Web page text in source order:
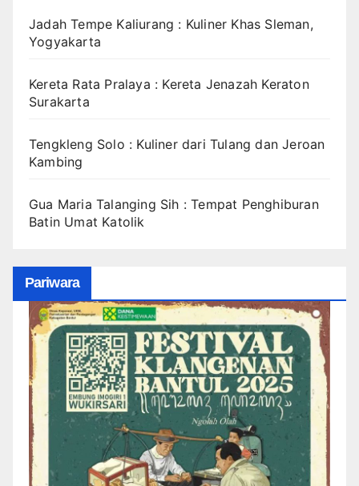
Jadah Tempe Kaliurang : Kuliner Khas Sleman,
Yogyakarta
Kereta Rata Pralaya : Kereta Jenazah Keraton
Surakarta
Tengkleng Solo : Kuliner dari Tulang dan Jeroan
Kambing
Gua Maria Talanging Sih : Tempat Penghiburan
Batin Umat Katolik
Pariwara